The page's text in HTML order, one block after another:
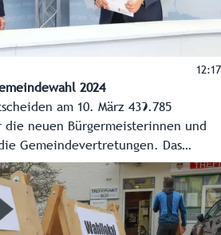
12:17
2024
am 10. März 439.785
neuen Bürgermeisterinnen und
Gemeindevertretungen. Das
(LMZ) wird am 10. März in
Landesstatistik,
IT-Abteilung des Landes
des Landes über die